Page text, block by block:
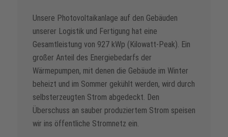
Unsere Photovoltaikanlage auf den Gebäuden
unserer Logistik und Fertigung hat eine
Gesamtleistung von 927 kWp (Kilowatt-Peak). Ein
großer Anteil des Energiebedarfs der
Wärmepumpen, mit denen die Gebäude im Winter
beheizt und im Sommer gekühlt werden, wird durch
selbsterzeugten Strom abgedeckt. Den
Überschuss an sauber produziertem Strom speisen
wir ins öffentliche Stromnetz ein.